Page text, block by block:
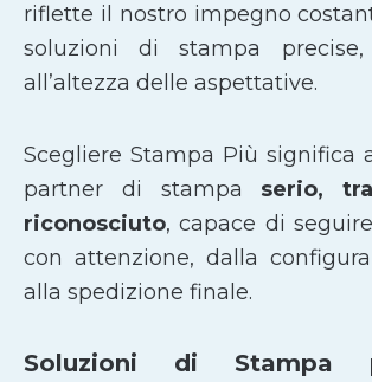
riflette il nostro impegno
soluzioni di stampa
all’altezza delle aspettative.
Scegliere Stampa Più significa
partner di stampa serio,
riconosciuto, capace di
con attenzione, dalla
alla spedizione finale.
Soluzioni di Stampa